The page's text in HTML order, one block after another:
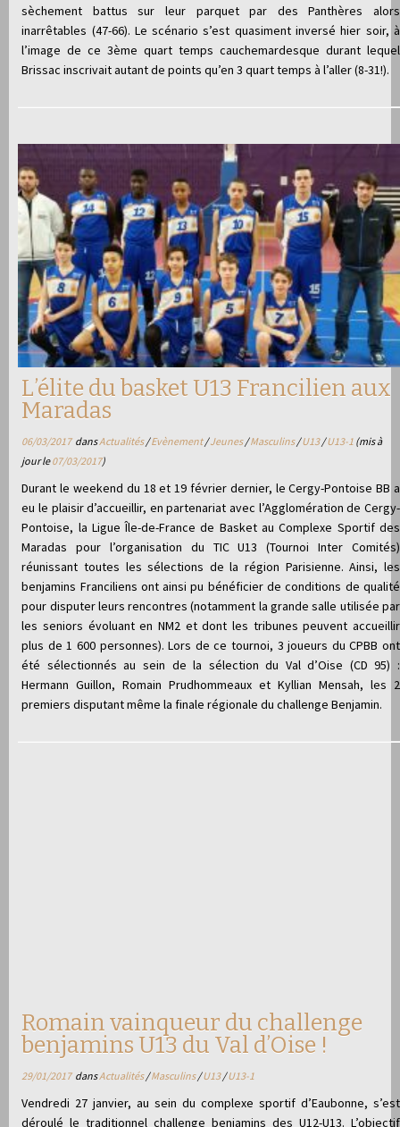
sèchement battus sur leur parquet par des Panthères alors
inarrêtables (47-66). Le scénario s’est quasiment inversé hier soir, à
l’image de ce 3ème quart temps cauchemardesque durant lequel
Brissac inscrivait autant de points qu’en 3 quart temps à l’aller (8-31!).
L’élite du basket U13 Francilien aux
Maradas
06/03/2017dansActualités/Evènement/Jeunes/Masculins/U13/U13-1 (mis à
jour le07/03/2017)
Durant le weekend du 18 et 19 février dernier, le Cergy-Pontoise BB a
eu le plaisir d’accueillir, en partenariat avec l’Agglomération de Cergy-
Pontoise, la Ligue Île-de-France de Basket au Complexe Sportif des
Maradas pour l’organisation du TIC U13 (Tournoi Inter Comités)
réunissant toutes les sélections de la région Parisienne. Ainsi, les
benjamins Franciliens ont ainsi pu bénéficier de conditions de qualité
pour disputer leurs rencontres (notamment la grande salle utilisée par
les seniors évoluant en NM2 et dont les tribunes peuvent accueillir
plus de 1 600 personnes). Lors de ce tournoi, 3 joueurs du CPBB ont
été sélectionnés au sein de la sélection du Val d’Oise (CD 95) :
Hermann Guillon, Romain Prudhommeaux et Kyllian Mensah, les 2
premiers disputant même la finale régionale du challenge Benjamin.
Romain vainqueur du challenge
benjamins U13 du Val d’Oise !
29/01/2017dansActualités/Masculins/U13/U13-1
Vendredi 27 janvier, au sein du complexe sportif d’Eaubonne, s’est
déroulé le traditionnel challenge benjamins des U12-U13. L’objectif